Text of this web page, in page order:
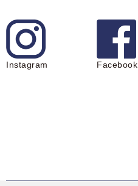
Instagram Facebook